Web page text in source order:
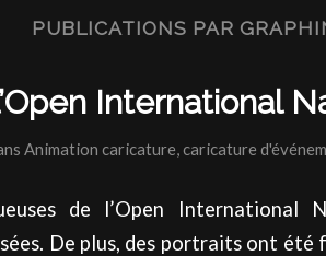
PUBLICATIONS PAR
International
Animation caricature,caricature
de l’Open International
De plus, des portraits ont été